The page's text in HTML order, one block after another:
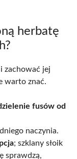
herbatę
zachować jej
warto znać.
fusów od
naczynia.
; szklany słoik
sprawdzą,